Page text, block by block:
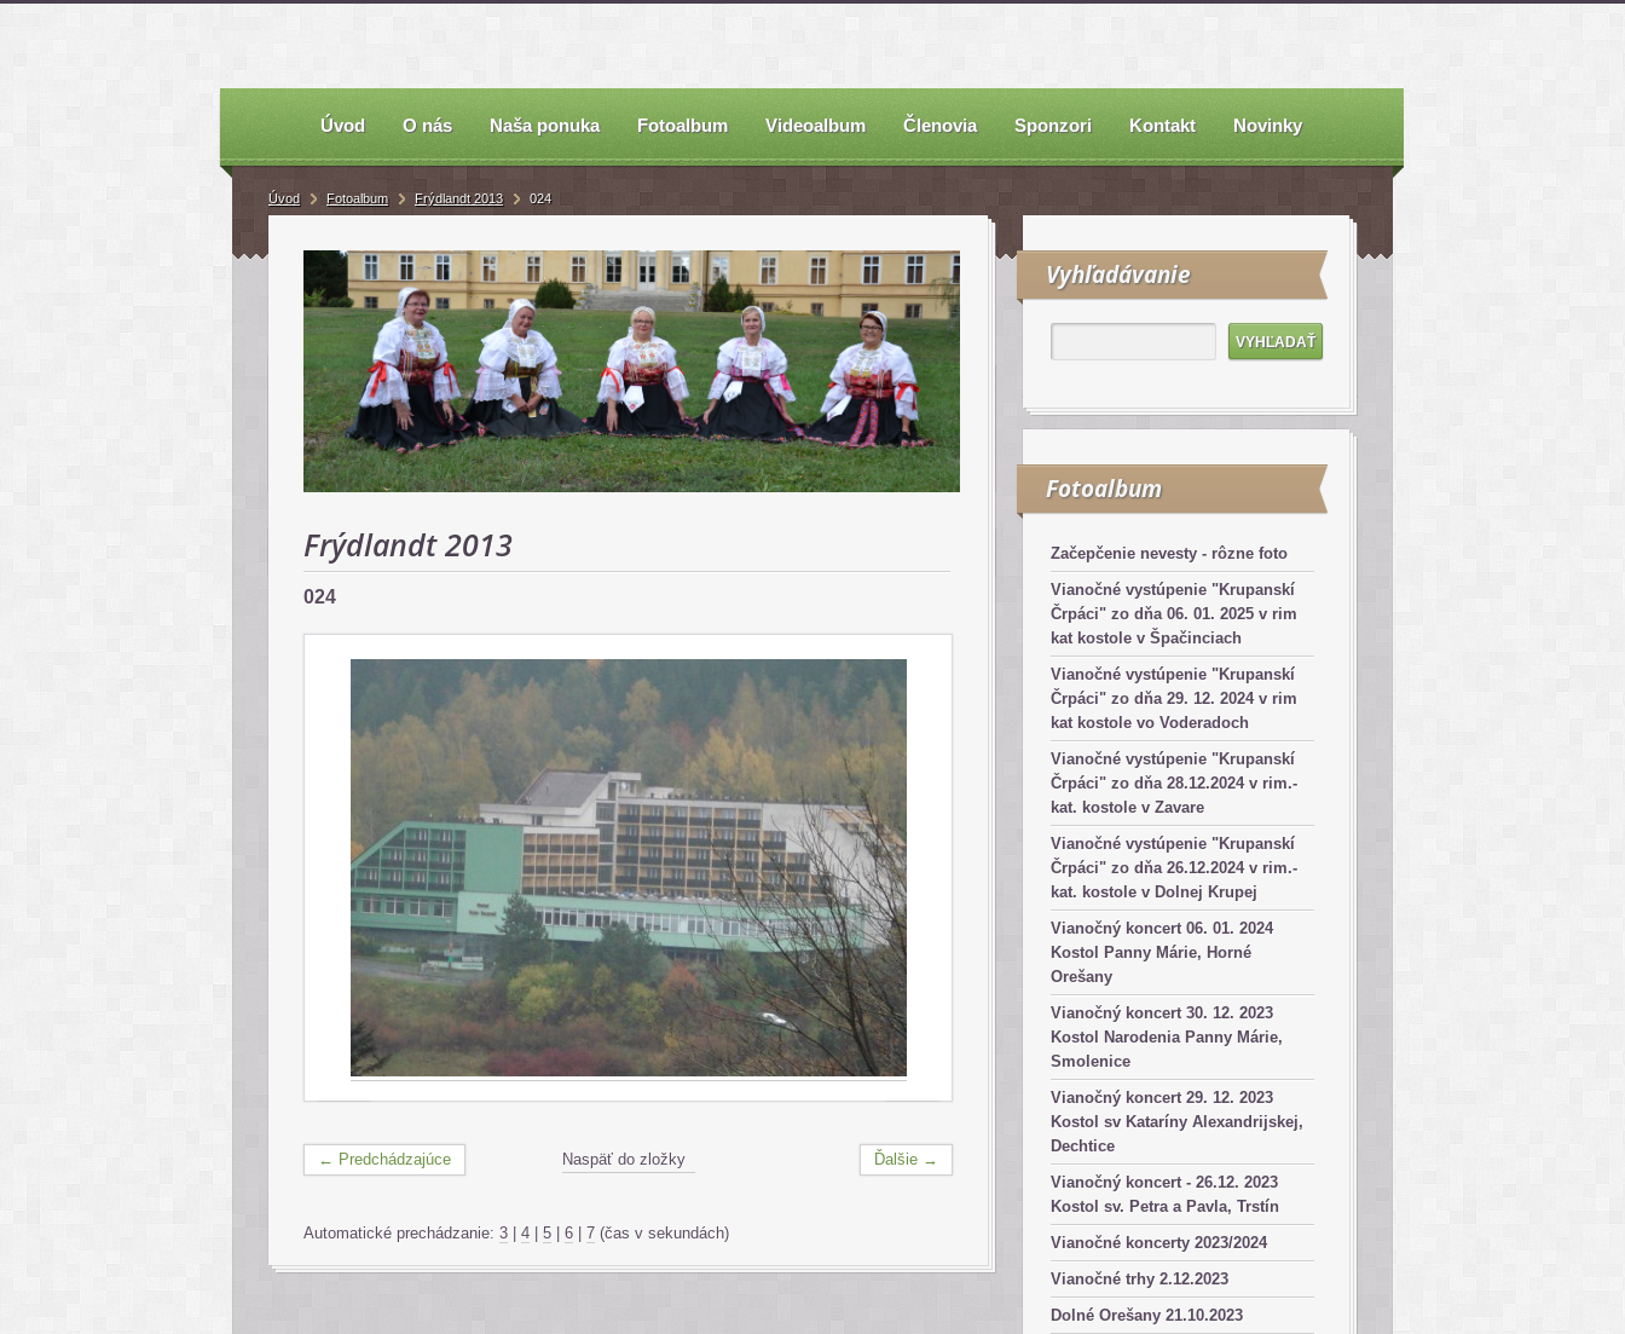
Úvod O nás Naša ponuka Fotoalbum Videoalbum Členovia Sponzori Kontakt Novinky
Vyhľadávanie
Fotoalbum
Začepčenie nevesty - rôzne foto
Vianočné vystúpenie "Krupanskí
Črpáci" zo dňa 06. 01. 2025 v rim
kat kostole v Špačinciach
Vianočné vystúpenie "Krupanskí
Črpáci" zo dňa 29. 12. 2024 v rim
kat kostole vo Voderadoch
Vianočné vystúpenie "Krupanskí
Črpáci" zo dňa 28.12.2024 v rim.-
kat. kostole v Zavare
Vianočné vystúpenie "Krupanskí
Črpáci" zo dňa 26.12.2024 v rim.-
kat. kostole v Dolnej Krupej
Vianočný koncert 06. 01. 2024
Kostol Panny Márie, Horné
Orešany
Vianočný koncert 30. 12. 2023
Kostol Narodenia Panny Márie,
Smolenice
Vianočný koncert 29. 12. 2023
Kostol sv Kataríny Alexandrijskej,
Dechtice
Vianočný koncert - 26.12. 2023
Kostol sv. Petra a Pavla, Trstín
Vianočné koncerty 2023/2024
Vianočné trhy 2.12.2023
Dolné Orešany 21.10.2023
Úvod Fotoalbum Frýdlandt 2013 024
Frýdlandt 2013
024
← Predchádzajúce Ďalšie →
Naspäť do zložky
Automatické prechádzanie: 3 4 5 6 7 (čas v sekundách)